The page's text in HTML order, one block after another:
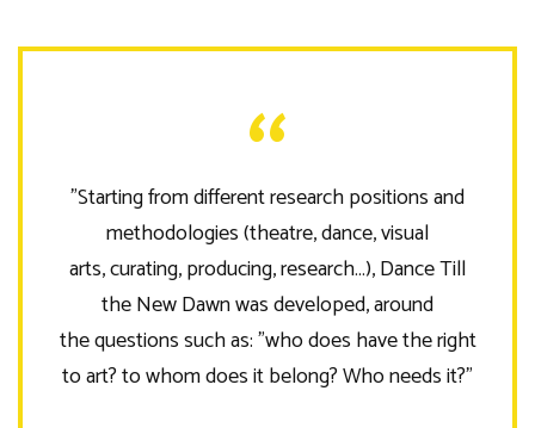
”Starting from different research positions and
methodologies (theatre, dance, visual
arts, curating, producing, research…), Dance Till
the New Dawn was developed, around
the questions such as: ”who does have the right
to art? to whom does it belong? Who needs it?”